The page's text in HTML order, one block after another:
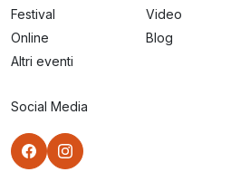
Festival
Online
Altri eventi
Video
Blog
Social Media